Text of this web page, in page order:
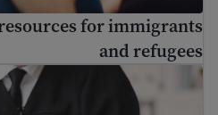
for immigrants
and refugees
work in the United States